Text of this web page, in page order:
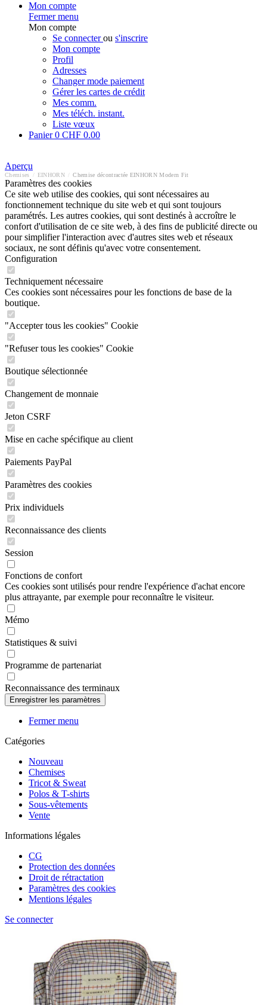
Mon compte
Fermer menu
Mon compte
Se connecterou s'inscrire
Mon compte
Profil
Adresses
Changer mode paiement
Gérer les cartes de crédit
Mes comm.
Mes téléch. instant.
Liste vœux
Panier0 CHF 0.00
Aperçu
Chemises EINHORN Chemise décontractée EINHORN Modern Fit
Paramètres des cookies
Ce site web utilise des cookies, qui sont nécessaires au
fonctionnement technique du site web et qui sont toujours
paramétrés. Les autres cookies, qui sont destinés à accroître le
confort d'utilisation de ce site web, à des fins de publicité directe ou
pour simplifier l'interaction avec d'autres sites web et réseaux
sociaux, ne sont définis qu'avec votre consentement.
Configuration
Techniquement nécessaire
Ces cookies sont nécessaires pour les fonctions de base de la
boutique.
"Accepter tous les cookies" Cookie
"Refuser tous les cookies" Cookie
Boutique sélectionnée
Changement de monnaie
Jeton CSRF
Mise en cache spécifique au client
Paiements PayPal
Paramètres des cookies
Prix individuels
Reconnaissance des clients
Session
Fonctions de confort
Ces cookies sont utilisés pour rendre l'expérience d'achat encore
plus attrayante, par exemple pour reconnaître le visiteur.
Mémo
Statistiques & suivi
Programme de partenariat
Reconnaissance des terminaux
Fermer menu
Catégories
Nouveau
Chemises
Tricot & Sweat
Polos & T-shirts
Sous-vêtements
Vente
Informations légales
CG
Protection des données
Droit de rétractation
Paramètres des cookies
Mentions légales
Se connecter